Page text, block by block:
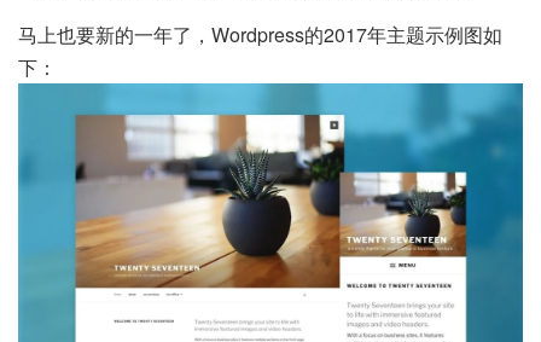
马上也要新的一年了，Wordpress的2017年主题示例图如
下：